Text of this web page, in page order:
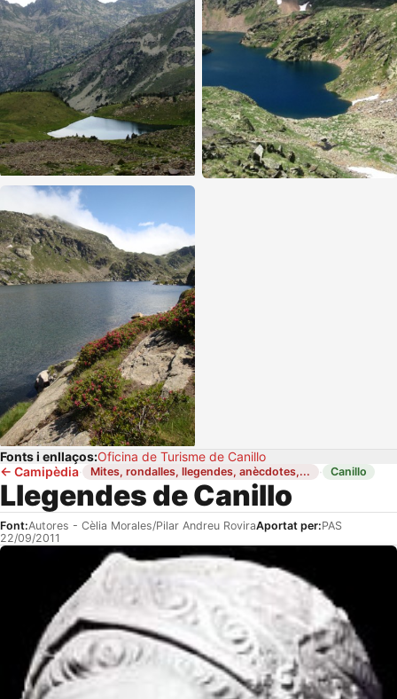
Fonts i enllaços:Oficina de Turisme de Canillo
← Camipèdia· Mites, rondalles, llegendes, anècdotes,... · Canillo
Llegendes de Canillo
Font:Autores - Cèlia Morales/Pilar Andreu RoviraAportat per:PAS
22/09/2011